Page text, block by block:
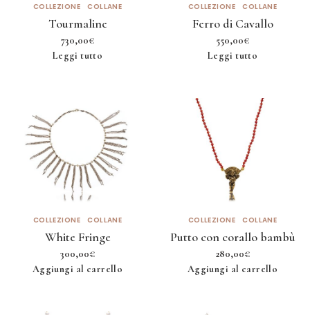
COLLEZIONE COLLANE
Tourmaline
730,00€
Leggi tutto
COLLEZIONE COLLANE
Ferro di Cavallo
550,00€
Leggi tutto
COLLEZIONE COLLANE
White Fringe
300,00€
Aggiungi al carrello
COLLEZIONE COLLANE
Putto con corallo bambù
280,00€
Aggiungi al carrello